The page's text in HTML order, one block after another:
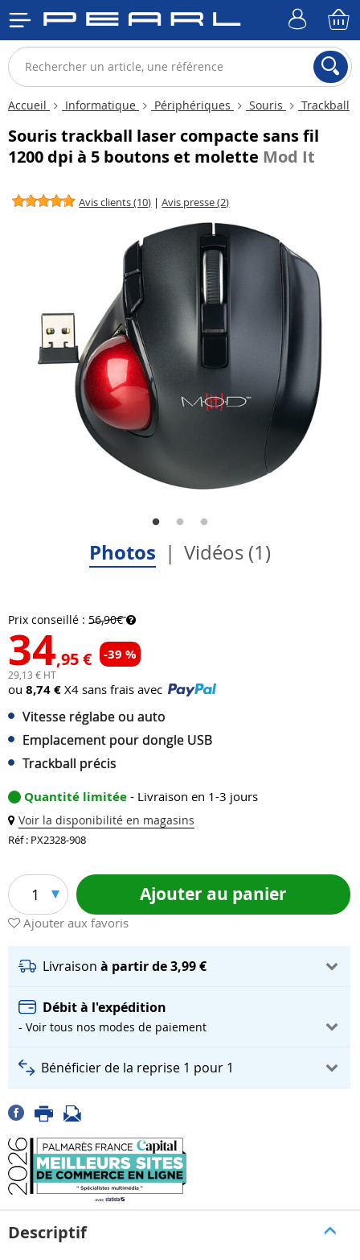
Accueil Informatique Périphériques Souris Trackball
Souris trackball laser compacte sans fil
1200 dpi à 5 boutons et molette Mod It
Avis clients (10) |Avis presse (2)
Photos Vidéos (1)
Prix conseillé : 56,90€
34,95 € -39 %
29,13 € HT
ou 8,74 € X4 sans frais avec
Vitesse réglabe ou auto
Emplacement pour dongle USB
Trackball précis
Quantité limitée - Livraison en 1-3 jours
Voir la disponibilité en magasins
Réf : PX2328-908
1 Ajouter au panier
Ajouter aux favoris
Livraison à partir de 3,99 €
Débit à l'expédition
- Voir tous nos modes de paiement
Bénéficier de la reprise 1 pour 1
Descriptif